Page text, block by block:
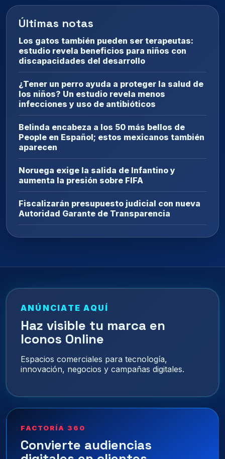
Últimas notas
Los gatos también pueden ser terapeutas:
estudio revela beneficios para niños con
discapacidades del desarrollo
¿Tener un perro ayuda a proteger la salud de
los niños? Un estudio revela menos
infecciones y uso de antibióticos
Belinda encabeza a los 50 más bellos de
People en Español; estos mexicanos también
aparecen
Noruega exige la salida de Infantino y
aumenta la presión sobre FIFA
Fiscalizarán presupuesto judicial con nueva
Autoridad Garante de Transparencia
ANÚNCIATE AQUÍ
Haz visible tu marca en
Iconos Online
Espacios comerciales para tecnología,
innovación, negocios y campañas digitales.
FACTORÍA 360
Convierte audiencias